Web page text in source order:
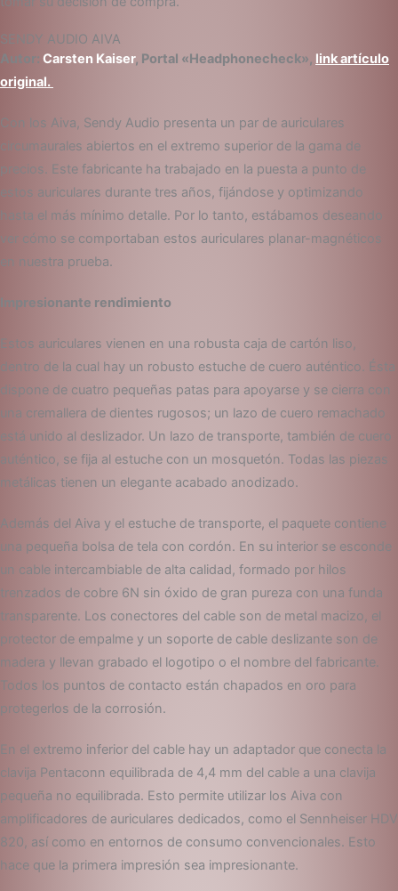
SENDY AUDIO AIVA
Autor: Carsten Kaiser, Portal «Headphonecheck», link artículo
original.
Con los Aiva, Sendy Audio presenta un par de auriculares
circumaurales abiertos en el extremo superior de la gama de
precios. Este fabricante ha trabajado en la puesta a punto de
estos auriculares durante tres años, fijándose y optimizando
hasta el más mínimo detalle. Por lo tanto, estábamos deseando
ver cómo se comportaban estos auriculares planar-magnéticos
en nuestra prueba.
Impresionante rendimiento
Estos auriculares vienen en una robusta caja de cartón liso,
dentro de la cual hay un robusto estuche de cuero auténtico. Ésta
dispone de cuatro pequeñas patas para apoyarse y se cierra con
una cremallera de dientes rugosos; un lazo de cuero remachado
está unido al deslizador. Un lazo de transporte, también de cuero
auténtico, se fija al estuche con un mosquetón. Todas las piezas
metálicas tienen un elegante acabado anodizado.
Además del Aiva y el estuche de transporte, el paquete contiene
una pequeña bolsa de tela con cordón. En su interior se esconde
un cable intercambiable de alta calidad, formado por hilos
trenzados de cobre 6N sin óxido de gran pureza con una funda
transparente. Los conectores del cable son de metal macizo, el
protector de empalme y un soporte de cable deslizante son de
madera y llevan grabado el logotipo o el nombre del fabricante.
Todos los puntos de contacto están chapados en oro para
protegerlos de la corrosión.
En el extremo inferior del cable hay un adaptador que conecta la
clavija Pentaconn equilibrada de 4,4 mm del cable a una clavija
pequeña no equilibrada. Esto permite utilizar los Aiva con
amplificadores de auriculares dedicados, como el Sennheiser HDV
820, así como en entornos de consumo convencionales. Esto
hace que la primera impresión sea impresionante.